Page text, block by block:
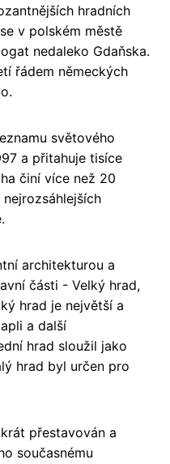
hradních
v polském městě
nedaleko Gdaňska.
řádem německých
světového
a přitahuje tisíce
činí více než 20
architekturou a
části - Velký hrad,
hrad je největší a
a další
hrad sloužil jako
hrad byl určen pro
přestavován a
současnému